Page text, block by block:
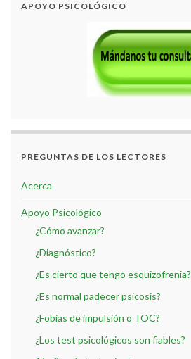
APOYO PSICOLÓGICO
PREGUNTAS DE LOS LECTORES
Acerca
Apoyo Psicológico
¿Cómo avanzar?
¿Diagnóstico?
¿Es cierto que tengo esquizofrenia?
¿Es normal padecer psicosis?
¿Fobias de impulsión o TOC?
¿Los test psicológicos son fiables?